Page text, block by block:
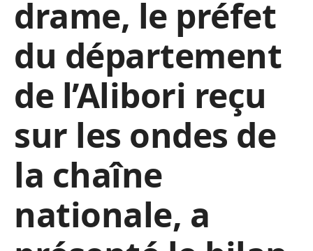
drame, le préfet
du département
de l’Alibori reçu
sur les ondes de
la chaîne
nationale, a